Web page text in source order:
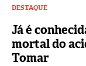
DESTAQUE
Já é
mortal do
Tomar